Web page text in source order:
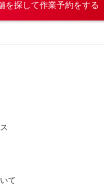
を探して作業予約をする
て